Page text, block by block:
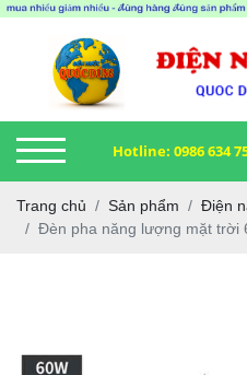
Hotline: 0986 634
Trang chủ Sản phẩm
Điện
Đèn pha năng lượng mặt trời